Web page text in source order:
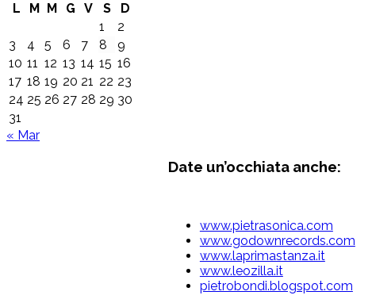
L
M M G V S
D
1
2
3
4 5 6 7 8
9
10 11 12 13 14 15 16
17 18 19 20 21 22 23
24 25 26 27 28 29 30
31
« Mar
Date un’occhiata anche:
www.pietrasonica.com
www.godownrecords.com
www.laprimastanza.it
www.leozilla.it
pietrobondi.blogspot.com